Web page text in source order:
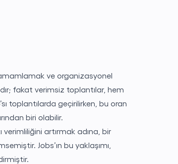
ve organizasyonel
fakat verimsiz toplantılar, hem
toplantılarda geçirilirken, bu oran
biri olabilir.
artırmak adına, bir
Jobs’ın bu yaklaşımı,